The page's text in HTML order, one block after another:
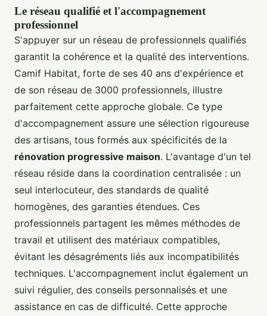
Le réseau qualifié et l'accompagnement
professionnel
S'appuyer sur un réseau de professionnels qualifiés
garantit la cohérence et la qualité des interventions.
Camif Habitat, forte de ses 40 ans d'expérience et
de son réseau de 3000 professionnels, illustre
parfaitement cette approche globale. Ce type
d'accompagnement assure une sélection rigoureuse
des artisans, tous formés aux spécificités de la
rénovation progressive maison. L'avantage d'un tel
réseau réside dans la coordination centralisée : un
seul interlocuteur, des standards de qualité
homogènes, des garanties étendues. Ces
professionnels partagent les mêmes méthodes de
travail et utilisent des matériaux compatibles,
évitant les désagréments liés aux incompatibilités
techniques. L'accompagnement inclut également un
suivi régulier, des conseils personnalisés et une
assistance en cas de difficulté. Cette approche